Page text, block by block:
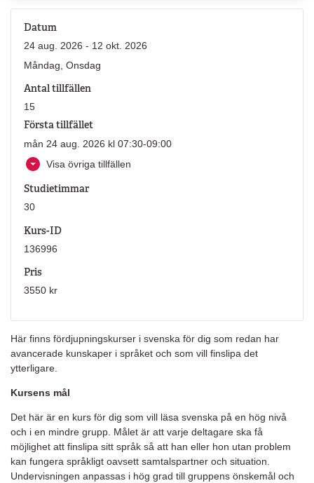
Här finns fördjupningskurser i svenska för dig som redan har
avancerade kunskaper i språket och som vill finslipa det
ytterligare.
Kursens mål
Det här är en kurs för dig som vill läsa svenska på en hög nivå
och i en mindre grupp. Målet är att varje deltagare ska få
möjlighet att finslipa sitt språk så att han eller hon utan problem
kan fungera språkligt oavsett samtalspartner och situation.
Undervisningen anpassas i hög grad till gruppens önskemål och
Datum
24 aug. 2026 - 12 okt. 2026
Måndag, Onsdag
Antal tillfällen
15
Första tillfället
mån 24 aug. 2026 kl 07:30-09:00
Visa övriga tillfällen
Studietimmar
30
Kurs-ID
136996
Pris
3550 kr